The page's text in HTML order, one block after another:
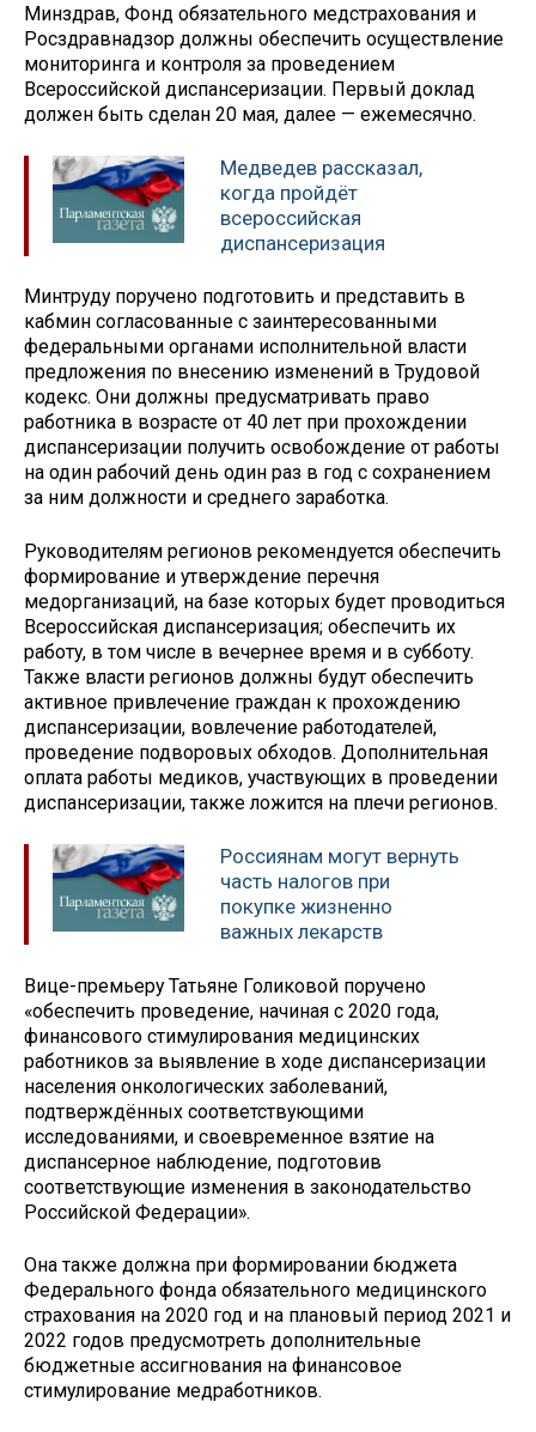
Минздрав, Фонд обязательного медстрахования и
Росздравнадзор должны обеспечить осуществление
мониторинга и контроля за проведением
Всероссийской диспансеризации. Первый доклад
должен быть сделан 20 мая, далее — ежемесячно.
Медведев рассказал,
когда пройдёт
всероссийская
диспансеризация
Минтруду поручено подготовить и представить в
кабмин согласованные с заинтересованными
федеральными органами исполнительной власти
предложения по внесению изменений в Трудовой
кодекс. Они должны предусматривать право
работника в возрасте от 40 лет при прохождении
диспансеризации получить освобождение от работы
на один рабочий день один раз в год с сохранением
за ним должности и среднего заработка.
Руководителям регионов рекомендуется обеспечить
формирование и утверждение перечня
медорганизаций, на базе которых будет проводиться
Всероссийская диспансеризация; обеспечить их
работу, в том числе в вечернее время и в субботу.
Также власти регионов должны будут обеспечить
активное привлечение граждан к прохождению
диспансеризации, вовлечение работодателей,
проведение подворовых обходов. Дополнительная
оплата работы медиков, участвующих в проведении
диспансеризации, также ложится на плечи регионов.
Россиянам могут вернуть
часть налогов при
покупке жизненно
важных лекарств
Вице-премьеру Татьяне Голиковой поручено
«обеспечить проведение, начиная с 2020 года,
финансового стимулирования медицинских
работников за выявление в ходе диспансеризации
населения онкологических заболеваний,
подтверждённых соответствующими
исследованиями, и своевременное взятие на
диспансерное наблюдение, подготовив
соответствующие изменения в законодательство
Российской Федерации».
Она также должна при формировании бюджета
Федерального фонда обязательного медицинского
страхования на 2020 год и на плановый период 2021 и
2022 годов предусмотреть дополнительные
бюджетные ассигнования на финансовое
стимулирование медработников.